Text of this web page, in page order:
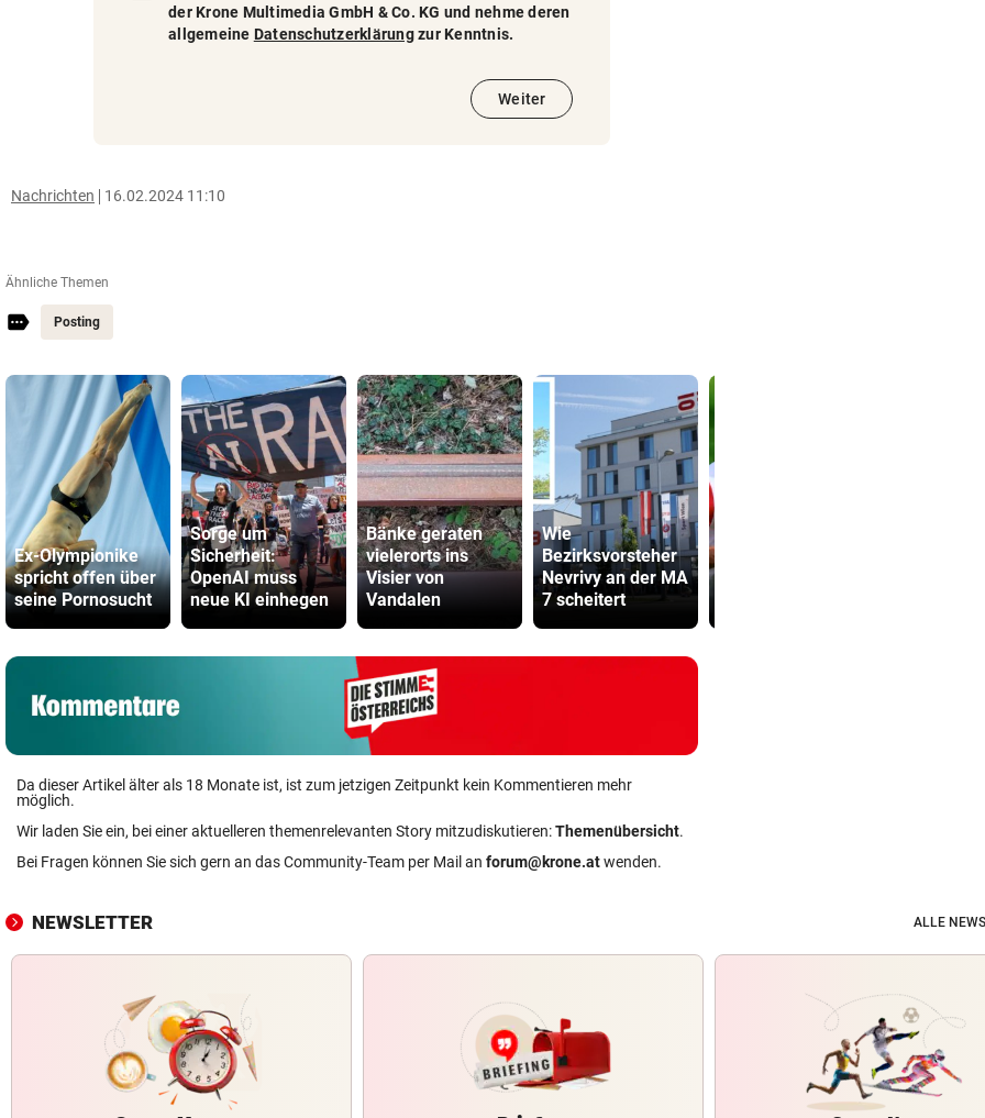
der Krone Multimedia GmbH & Co. KG und nehme deren
allgemeine Datenschutzerklärungzur Kenntnis.
Weiter
Nachrichten 16.02.2024 11:10
Ähnliche Themen
Posting
Ex-Olympionike
spricht offen über
seine Pornosucht
Sorge um
Sicherheit:
OpenAI muss
neue KI einhegen
Bänke geraten
vielerorts ins
Visier von
Vandalen
Wie
Bezirksvorsteher
Nevrivy an der MA
7 scheitert
Da dieser Artikel älter als 18 Monate ist, ist zum jetzigen Zeitpunkt kein Kommentieren mehr
möglich.
Wir laden Sie ein, bei einer aktuelleren themenrelevanten Story mitzudiskutieren:Themenübersicht.
Bei Fragen können Sie sich gern an das Community-Team per Mail an forum@krone.atwenden.
NEWSLETTER ALLE